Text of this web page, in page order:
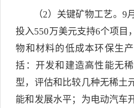
（2）关键矿物工艺。 9月
投入550万美元支持6个项目
物和材料的低成本环保生
括：开发和建造高性能无
型，评估和比较几种无稀土
能和发展水平；为电动汽车